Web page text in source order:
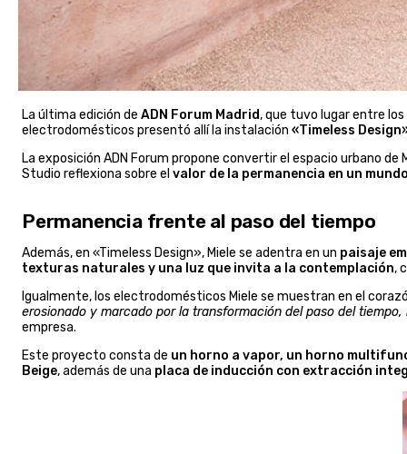
La última edición de ADN Forum Madrid, que tuvo lugar entre
electrodomésticos presentó allí la instalación «Timeless
La exposición ADN Forum propone convertir el espacio urbano de
Studio reflexiona sobre el valor de la permanencia en un
Permanencia frente al paso del tiempo
Además, en «Timeless Design», Miele se adentra en un paisaje
texturas naturales y una luz que invita a la contemplación,
Igualmente, los electrodomésticos Miele se muestran en el
erosionado y marcado por la transformación del paso del
empresa.
Este proyecto consta de un horno a vapor, un horno
Beige, además de una placa de inducción con extracción